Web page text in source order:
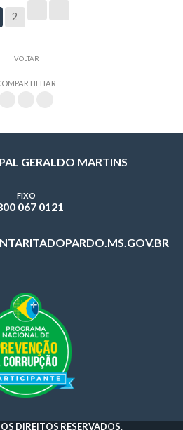
2
VOLTAR
GERALDO MARTINS
FIXO
067 0121
DIREITOS RESERVADOS.